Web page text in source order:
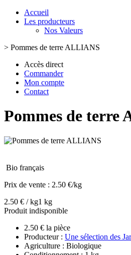
Accueil
Les producteurs
Nos Valeurs
> Pommes de terre ALLIANS
Accès direct
Commander
Mon compte
Contact
Pommes de terre
Bio français
Prix de vente : 2.50 €/kg
2.50 € / kg1 kg
Produit indisponible
2.50 € la pièce
Producteur : Une sélection des
Agriculture : Biologique